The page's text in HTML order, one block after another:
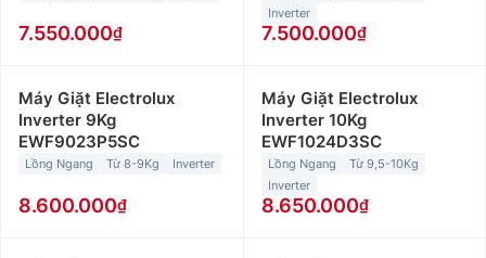
7.550.000
Inverter
7.500.000
Máy Giặt Electrolux
Inverter 9Kg
EWF9023P5SC
Lồng Ngang Từ 8-9Kg Inverter
8.600.000
Máy Giặt Electrolux
Inverter 10Kg
EWF1024D3SC
Lồng Ngang
Từ 9,5-10Kg
Inverter
8.650.000